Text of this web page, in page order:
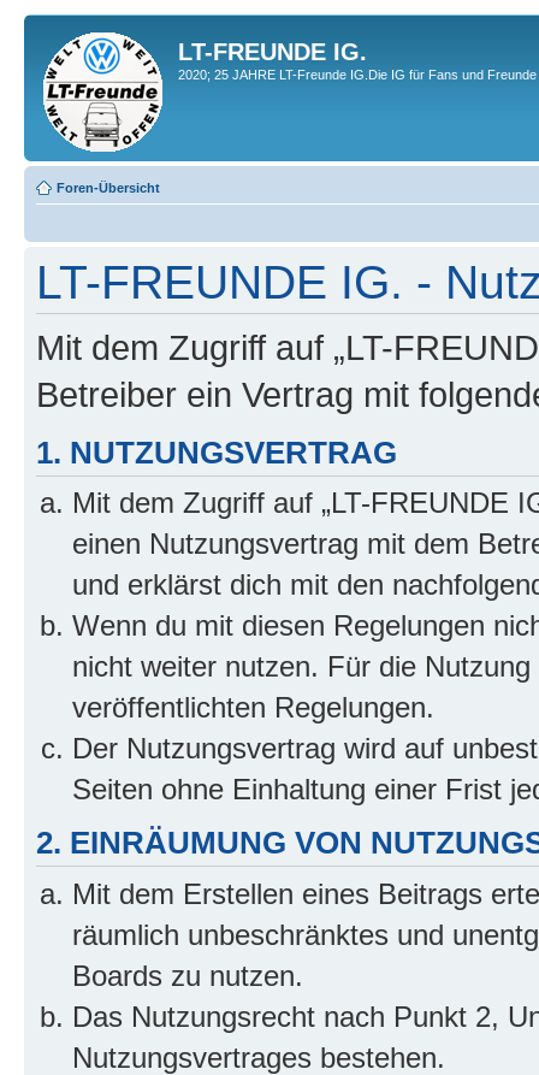
LT-FREUNDE IG.
2020; 25 JAHRE LT-Freunde IG.Die IG für Fans und
Foren-Übersicht
LT-FREUNDE IG. -
Mit dem Zugriff auf „LT-
Betreiber ein Vertrag mit
1. NUTZUNGSVERTRAG
Mit dem Zugriff auf „LT-FREUNDE
einen Nutzungsvertrag mit dem
und erklärst dich mit den
Wenn du mit diesen Regelungen
nicht weiter nutzen. Für die
veröffentlichten Regelungen.
Der Nutzungsvertrag wird auf
Seiten ohne Einhaltung einer Frist
2. EINRÄUMUNG VON
Mit dem Erstellen eines Beitrags
räumlich unbeschränktes und
Boards zu nutzen.
Das Nutzungsrecht nach Punkt 2,
Nutzungsvertrages bestehen.